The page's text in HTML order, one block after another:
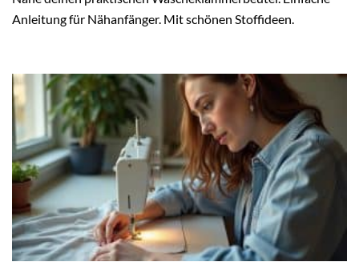
Anleitung für Nähanfänger. Mit schönen Stoffideen.